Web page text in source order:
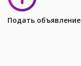
Подать объявление